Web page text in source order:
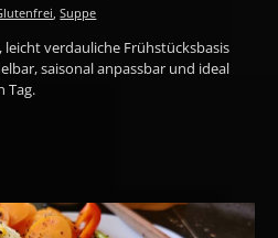
,Suppe
leicht verdauliche Frühstücksbasis
saisonal anpassbar und ideal
Tag.